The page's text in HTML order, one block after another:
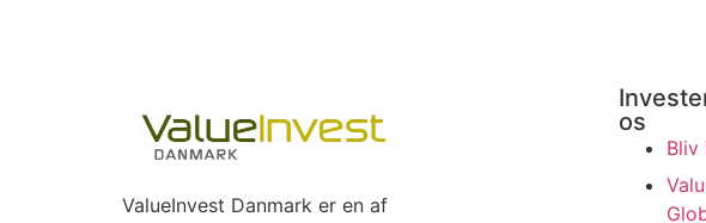
ValueInvest Danmark er en af
os
Bliv